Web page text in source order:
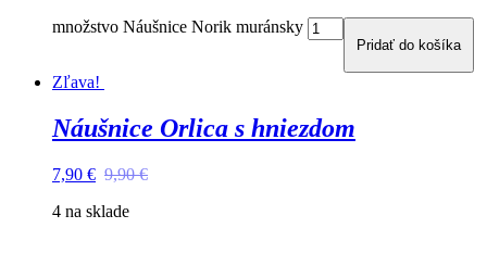
množstvo Náušnice Norik muránsky
Pridať do košíka
Zľava!
Náušnice Orlica s hniezdom
9,90€
7,90 €
4 na sklade